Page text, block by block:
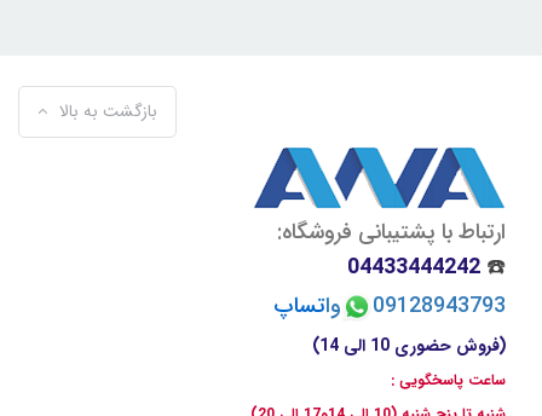
بازگشت به بالا
ارتباط با پشتیبانی فروشگاه:
☎️
04433444242
09128943793
واتساپ
(فروش حضوری 10 الی 14)
ساعت پاسخگویی :